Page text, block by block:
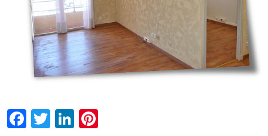
Facebook
TwitterLinkedIn